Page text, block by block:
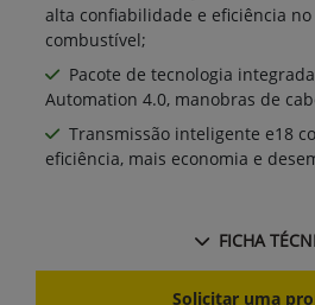
alta confiabilidade e eficiência
combustível;
Pacote de tecnologia
Automation 4.0, manobras de
Transmissão inteligente e18
eficiência, mais economia e
FICHA
Solicitar uma